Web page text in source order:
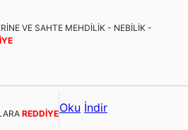
VE SAHTE MEHDİLİK - NEBİLİK -
REDDİYEOku İndir